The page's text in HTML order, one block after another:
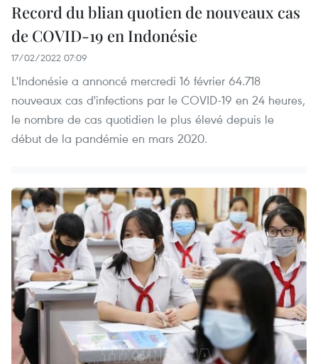
Record du blian quotien de nouveaux cas
de COVID-19 en Indonésie
17/02/2022 07:09
L'Indonésie a annoncé mercredi 16 février 64.718
nouveaux cas d'infections par le COVID-19 en 24 heures,
le nombre de cas quotidien le plus élevé depuis le
début de la pandémie en mars 2020.